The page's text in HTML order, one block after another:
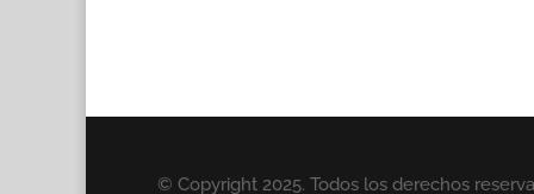
© Copyright 2025. Todos los derechos